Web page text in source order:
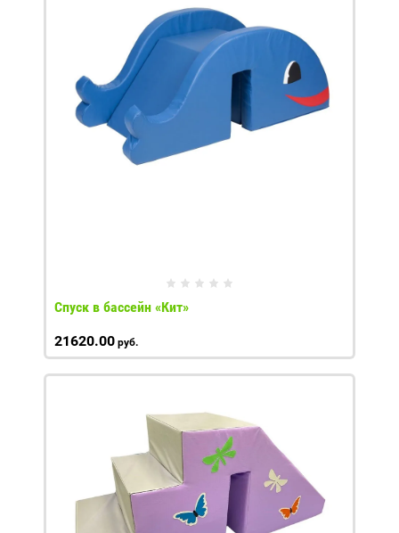
Спуск в бассейн «Кит»
21620.00 руб.